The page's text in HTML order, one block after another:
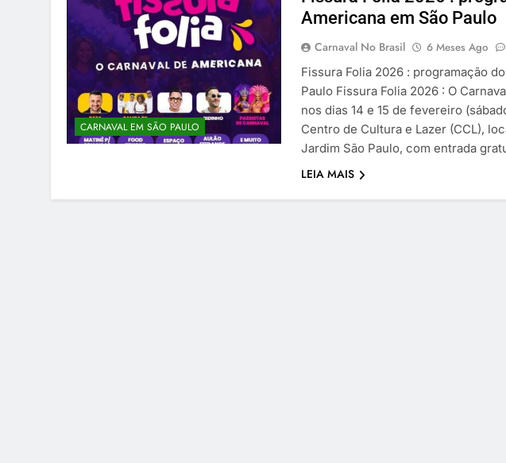
CARNAVAL EM SÃO PAULO
Americana em São Paulo
Carnaval No Brasil 6 Meses Ago
Fissura Folia 2026 : programação
Paulo Fissura Folia 2026 : O
nos dias 14 e 15 de fevereiro
Centro de Cultura e Lazer (CCL),
Jardim São Paulo, com entrada
LEIA MAIS